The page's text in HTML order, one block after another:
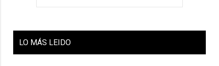
LO MÁS LEIDO